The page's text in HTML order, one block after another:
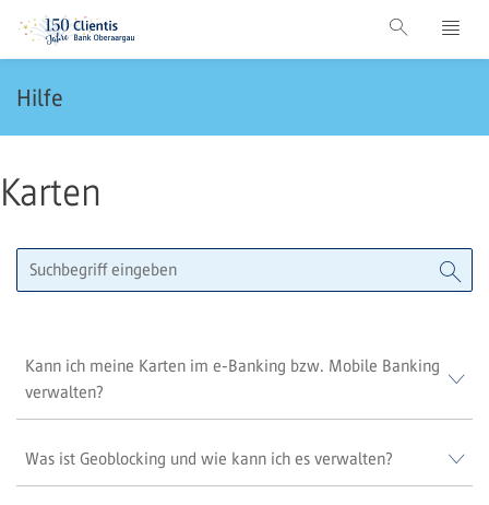
Hilfe
Karten
Kann ich meine Karten im e-Banking bzw. Mobile Banking
verwalten?
Was ist Geoblocking und wie kann ich es verwalten?